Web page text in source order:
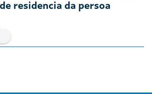
residencia da persoa